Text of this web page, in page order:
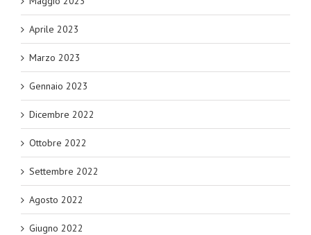
Aprile 2023
Marzo 2023
Gennaio 2023
Dicembre 2022
Ottobre 2022
Settembre 2022
Agosto 2022
Giugno 2022